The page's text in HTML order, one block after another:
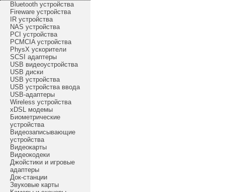
Bluetooth устройства
Fireware устройства
IR устройства
NAS устройства
PCI устройства
PCMCIA устройства
PhysX ускорители
SCSI адаптеры
USB видеоустройства
USB диски
USB устройства
USB устройства ввода
USB-адаптеры
Wireless устройства
xDSL модемы
Биометрические
устройства
Видеозаписывающие
устройства
Видеокарты
Видеокодеки
Джойстики и игровые
адаптеры
Док-станции
Звуковые карты